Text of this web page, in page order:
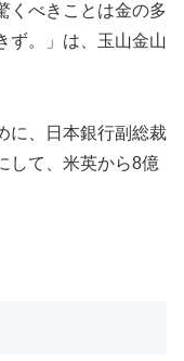
くべきことは金の多
ず。」は、玉山金山
に、日本銀行副総裁
して、米英から8億